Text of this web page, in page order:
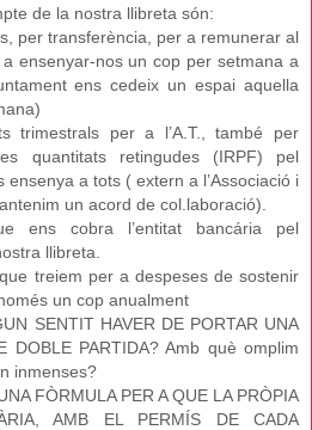
de la nostra llibreta són:
per transferència, per a remunerar al
ensenyar-nos un cop per setmana a
ens cedeix un espai aquella
trimestrals per a l’A.T., també per
quantitats retingudes (IRPF) pel
ensenya a tots ( extern a l’Associació i
un acord de col.laboració).
ens cobra l’entitat bancária pel
llibreta.
treiem per a despeses de sostenir
un cop anualment
SENTIT HAVER DE PORTAR UNA
DOBLE PARTIDA? Amb què omplim
inmenses?
FÒRMULA PER A QUE LA PRÒPIA
AMB EL PERMÍS DE CADA